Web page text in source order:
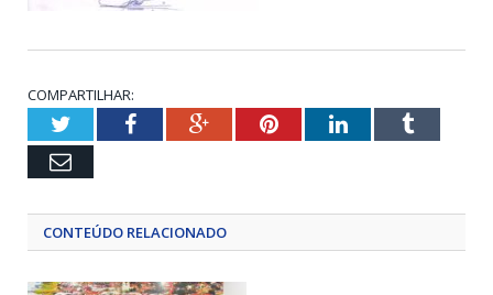
COMPARTILHAR:
TwitterFacebookGoogle+PinterestLinkedInTumblr
Email
CONTEÚDO RELACIONADO